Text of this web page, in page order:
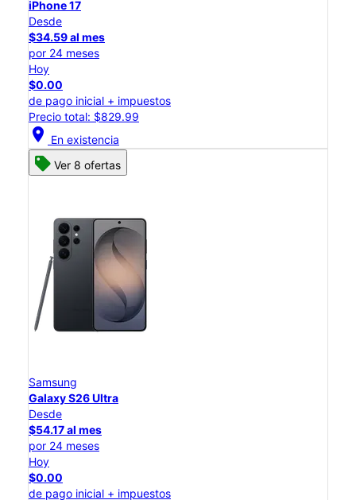
iPhone 17
Desde
$34.59 al mes
por 24 meses
Hoy
$0.00
de pago inicial + impuestos
Precio total: $829.99
location_on En existencia
Ver 8 ofertas
Samsung
Galaxy S26 Ultra
Desde
$54.17 al mes
por 24 meses
Hoy
$0.00
de pago inicial + impuestos